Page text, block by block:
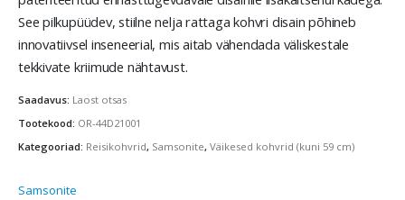
See pilkupüüdev, stiilne nelja rattaga kohvri disain põhineb
innovatiivsel inseneerial, mis aitab vähendada väliskestale
tekkivate kriimude nähtavust.
Saadavus: Laost otsas
Tootekood: OR-44D21001
Kategooriad: Reisikohvrid, Samsonite, Väikesed kohvrid (kuni 59 cm)
Samsonite